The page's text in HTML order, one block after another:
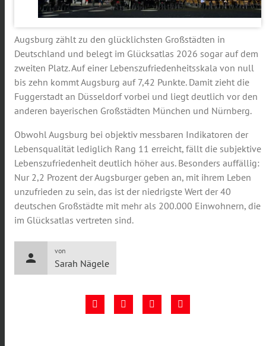
Augsburg zählt zu den glücklichsten Großstädten in
Deutschland und belegt im Glücksatlas 2026 sogar auf dem
zweiten Platz. Auf einer Lebenszufriedenheitsskala von null
bis zehn kommt Augsburg auf 7,42 Punkte. Damit zieht die
Fuggerstadt an Düsseldorf vorbei und liegt deutlich vor den
anderen bayerischen Großstädten München und Nürnberg.
Obwohl Augsburg bei objektiv messbaren Indikatoren der
Lebensqualität lediglich Rang 11 erreicht, fällt die subjektive
Lebenszufriedenheit deutlich höher aus. Besonders auffällig:
Nur 2,2 Prozent der Augsburger geben an, mit ihrem Leben
unzufrieden zu sein, das ist der niedrigste Wert der 40
deutschen Großstädte mit mehr als 200.000 Einwohnern, die
im Glücksatlas vertreten sind.
person
von
Sarah Nägele